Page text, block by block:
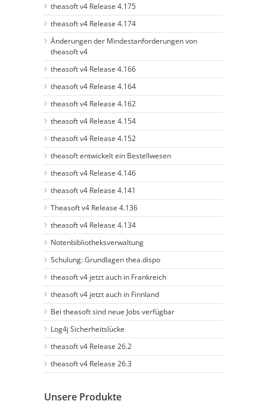
theasoft v4 Release 4.175
theasoft v4 Release 4.174
Änderungen der Mindestanforderungen von
theasoft v4
theasoft v4 Release 4.166
theasoft v4 Release 4.164
theasoft v4 Release 4.162
theasoft v4 Release 4.154
theasoft v4 Release 4.152
theasoft entwickelt ein Bestellwesen
theasoft v4 Release 4.146
theasoft v4 Release 4.141
Theasoft v4 Release 4.136
theasoft v4 Release 4.134
Notenbibliotheksverwaltung
Schulung: Grundlagen thea.dispo
theasoft v4 jetzt auch in Frankreich
theasoft v4 jetzt auch in Finnland
Bei theasoft sind neue Jobs verfügbar
Log4j Sicherheitslücke
theasoft v4 Release 26.2
theasoft v4 Release 26.3
Unsere Produkte